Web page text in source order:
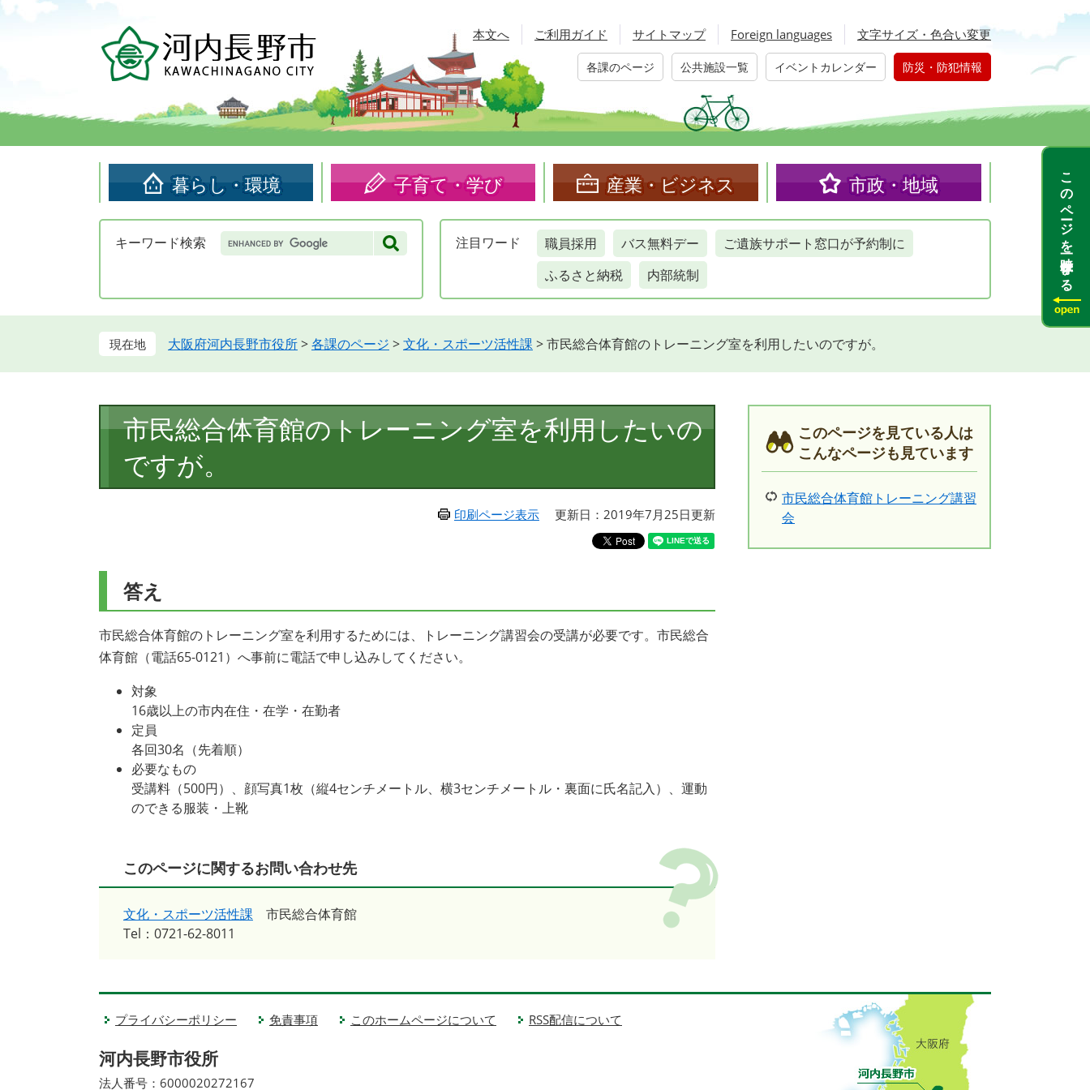
頭
す。
飛
し
本文へ ご利用ガイド サイトマップ Foreign languages 文字サイズ・色合い変更
各課のページ 公共施設一覧 イベントカレンダー 防災・防犯情報
暮らし・環境 子育て・学び 産業・ビジネス 市政・地域
キーワード検索 Google
カ
検
注目 ワード 職員採用 バス無料デー
ご遺族サポート窓口が予約制に
ふるさと納税
内部統制
大阪府河内長野市役所>各課のページ >文化・スポーツ活性課 >市民総合体育館のトレーニング室を利用したいのですが。
文
市民総合体育館のトレーニング室を利用したいの
ですが。
印刷ページ表示 更新日：2019年7月25日更新
答え
市民総合体育館のトレーニング室を利用するためには、トレーニング講習会の受講が必要です。市民総合
体育館（電話65-0121）へ事前に電話で申し込みしてください。
対象
16歳以上の市内在住・在学・在勤者
定員
各回30名（先着順）
必要なもの
受講料（500円）、顔写真1枚（縦4センチメートル、横3センチメートル・裏面に氏名記入）、運動
のできる服装・上靴
このページに関するお問い合わせ先
文化・スポーツ活性課
市民総合体育館
Tel：0721-62-8011
このページを見ている人は
こんなページも見ています
市民総合体育館トレーニング講習
会
プライバシーポリシー 免責事項 このホームページについて RSS配信について
河内長野市役所
法人番号：6000020272167
このページを一時保存する